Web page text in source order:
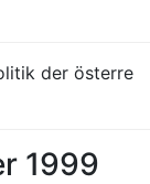
der österre
1999